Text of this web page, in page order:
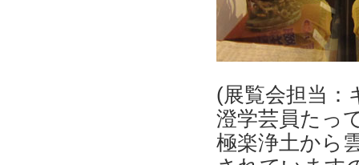
(展覧会担当：
澄学芸員たっ
極楽浄土から